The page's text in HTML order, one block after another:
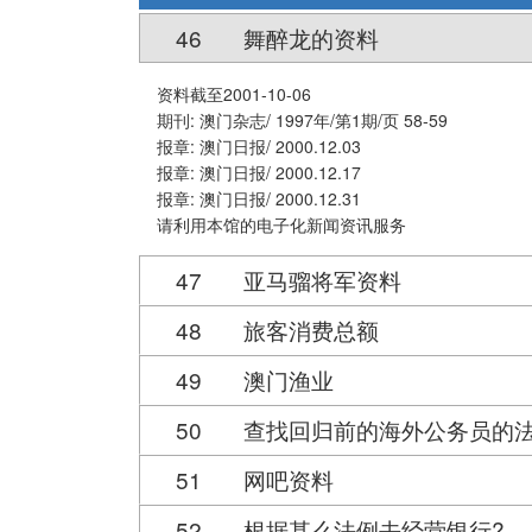
46
舞醉龙的资料
资料截至2001-10-06
期刊: 澳门杂志/ 1997年/第1期/页 58-59
报章: 澳门日报/ 2000.12.03
报章: 澳门日报/ 2000.12.17
报章: 澳门日报/ 2000.12.31
请利用本馆的电子化新闻资讯服务
47
亚马骝将军资料
48
旅客消费总额
49
澳门渔业
50
查找回归前的海外公务员的
51
网吧资料